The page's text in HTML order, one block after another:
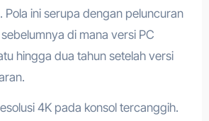
Pola ini serupa dengan peluncuran
di mana versi PC
hingga dua tahun setelah versi
4K pada konsol tercanggih.